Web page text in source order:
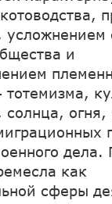
усложнением
и
тотемизма,
солнца, огня,
дела.
как
сферы